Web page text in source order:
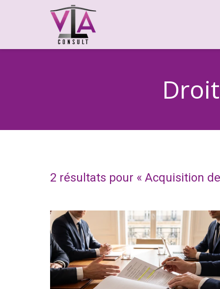
2 résultats pour « Acquisition